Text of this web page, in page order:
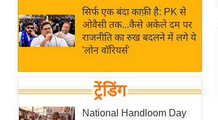
ई-पेपर
मिसाल बेमिसाल
शख्सियत
यंग इंडिया
साहित्य जगत
ऑटो वर्ल्ड
सिर्फ एक बंदा काफ़ी है: PK से
ओवैसी तक...कैसे अकेले दम पर
राजनीति का रुख बदलने में लगे ये
'लोन वॉरियर्स'
ट्रेंडिंग
National Handloom Day